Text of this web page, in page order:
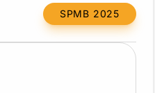
SPMB 2025